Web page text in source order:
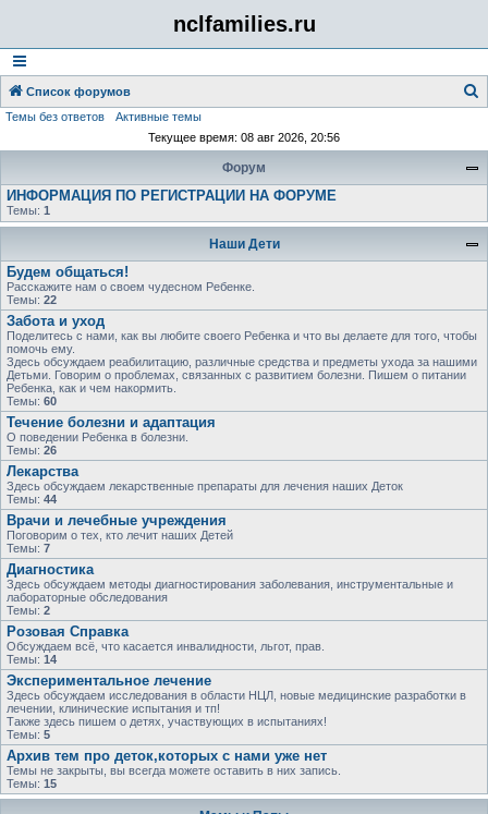
nclfamilies.ru
Список форумов
Темы без ответов
Активные темы
Текущее время: 08 авг 2026, 20:56
Форум
ИНФОРМАЦИЯ ПО РЕГИСТРАЦИИ НА ФОРУМЕ
Темы: 1
Наши Дети
Будем общаться!
Расскажите нам о своем чудесном Ребенке.
Темы: 22
Забота и уход
Поделитесь с нами, как вы любите своего Ребенка и что вы делаете для того, чтобы
помочь ему.
Здесь обсуждаем реабилитацию, различные средства и предметы ухода за нашими
Детьми. Говорим о проблемах, связанных с развитием болезни. Пишем о питании
Ребенка, как и чем накормить.
Темы: 60
Течение болезни и адаптация
О поведении Ребенка в болезни.
Темы: 26
Лекарства
Здесь обсуждаем лекарственные препараты для лечения наших Деток
Темы: 44
Врачи и лечебные учреждения
Поговорим о тех, кто лечит наших Детей
Темы: 7
Диагностика
Здесь обсуждаем методы диагностирования заболевания, инструментальные и
лабораторные обследования
Темы: 2
Розовая Справка
Обсуждаем всё, что касается инвалидности, льгот, прав.
Темы: 14
Экспериментальное лечение
Здесь обсуждаем исследования в области НЦЛ, новые медицинские разработки в
лечении, клинические испытания и тп!
Также здесь пишем о детях, участвующих в испытаниях!
Темы: 5
Архив тем про деток,которых с нами уже нет
Темы не закрыты, вы всегда можете оставить в них запись.
Темы: 15